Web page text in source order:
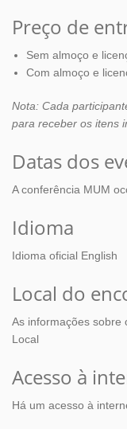
Preço de
Sem almoço e
Com almoço e
Nota: Cada
para receber os itens
Datas dos
A conferência MUM
Idioma
Idioma oficial English
Local do
As informações sobre
Local
Acesso à
Há um acesso à